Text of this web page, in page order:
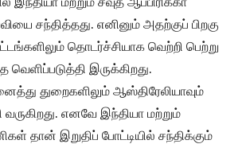
சந்தித்தது. எனினும் அதற்குப் பிறகு
தொடர்ச்சியாக வெற்றி பெற்று
இருக்கிறது.
துறைகளிலும் ஆஸ்திரேலியாவும்
எனவே இந்தியா மற்றும்
தான் இறுதிப் போட்டியில் சந்திக்கும்